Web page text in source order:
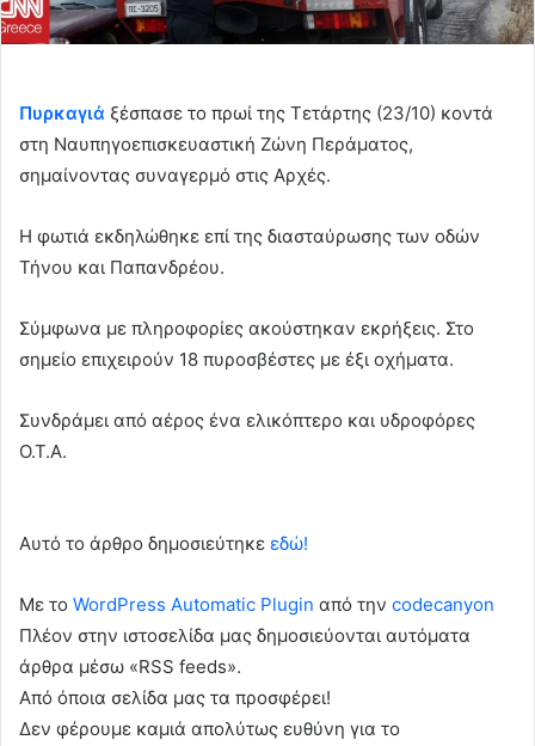
Πυρκαγιά ξέσπασε το πρωί της Τετάρτης (23/10) κοντά
στη Ναυπηγοεπισκευαστική Ζώνη Περάματος,
σημαίνοντας συναγερμό στις Αρχές.
Η φωτιά εκδηλώθηκε επί της διασταύρωσης των οδών
Τήνου και Παπανδρέου.
Σύμφωνα με πληροφορίες ακούστηκαν εκρήξεις. Στο
σημείο επιχειρούν 18 πυροσβέστες με έξι οχήματα.
Συνδράμει από αέρος ένα ελικόπτερο και υδροφόρες
Ο.Τ.Α.
Αυτό το άρθρο δημοσιεύτηκε εδώ!
Με το WordPress Automatic Plugin από την codecanyon
Πλέον στην ιστοσελίδα μας δημοσιεύονται αυτόματα
άρθρα μέσω «RSS feeds».
Από όποια σελίδα μας τα προσφέρει!
Δεν φέρουμε καμιά απολύτως ευθύνη για το